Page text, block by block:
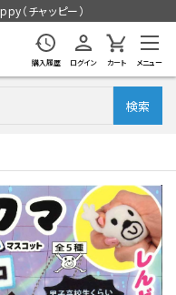
（チャッピー）
購入履歴 ログイン カート メニュー
検索
員登録
ク